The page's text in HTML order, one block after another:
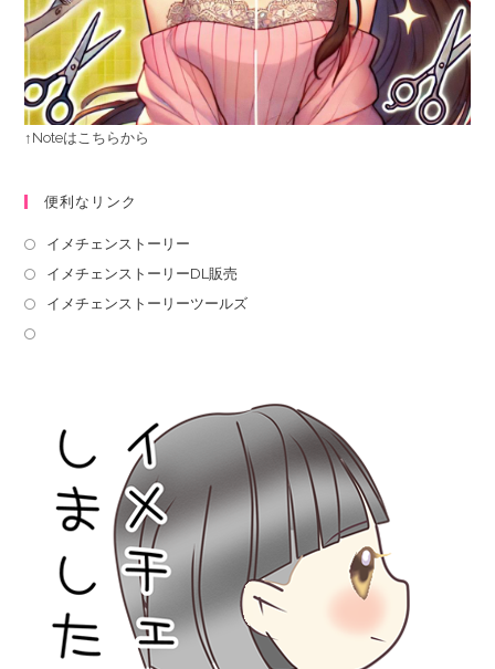
↑Noteはこちらから
便利なリンク
イメチェンストーリー
イメチェンストーリーDL販売
イメチェンストーリーツールズ